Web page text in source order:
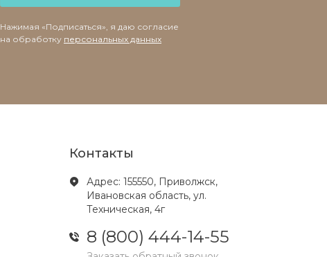
Нажимая «Подписаться», я даю согласие
на обработку персональных данных
Контакты
Адрес: 155550, Приволжск,
Ивановская область, ул.
Техническая, 4г
8 (800) 444-14-55